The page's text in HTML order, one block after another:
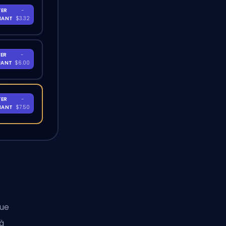
-
$3.32
-
$6.00
-
$7.50